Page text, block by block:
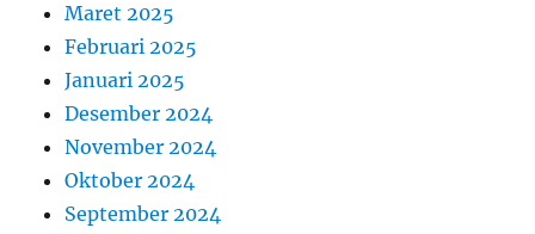
Maret 2025
Februari 2025
Januari 2025
Desember 2024
November 2024
Oktober 2024
September 2024